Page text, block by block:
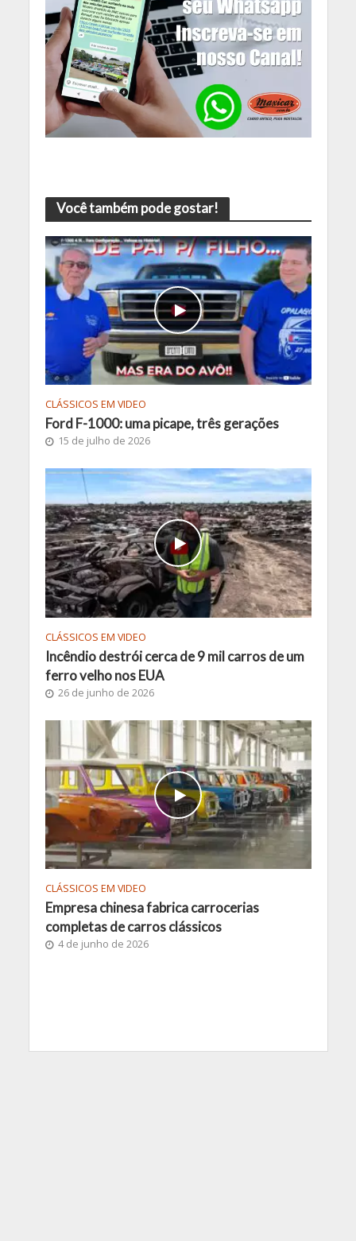
Você também pode gostar!
CLÁSSICOS EM VIDEO
Ford F-1000: uma picape, três gerações
15 de julho de 2026
CLÁSSICOS EM VIDEO
Incêndio destrói cerca de 9 mil carros de um
ferro velho nos EUA
26 de junho de 2026
CLÁSSICOS EM VIDEO
Empresa chinesa fabrica carrocerias
completas de carros clássicos
4 de junho de 2026